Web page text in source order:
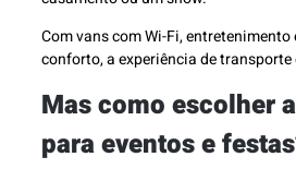
Com vans com Wi-Fi, entretenimento
conforto, a experiência de transporte
Mas como escolher
para eventos e